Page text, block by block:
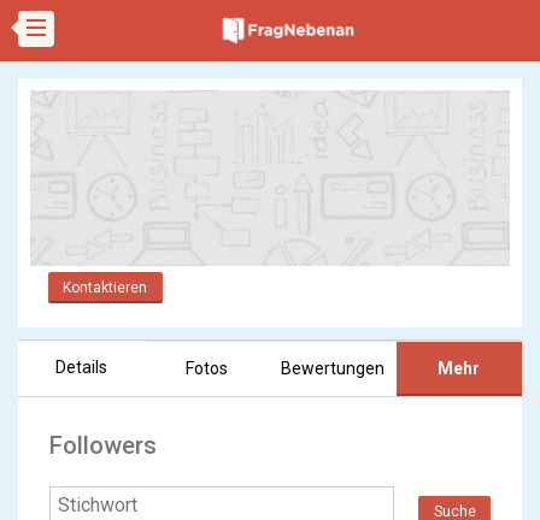
Kontaktieren
Details Fotos Bewertungen Mehr
Followers
Suche